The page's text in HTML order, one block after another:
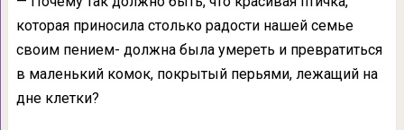
которая приносила столько радости нашей семье
своим пением- должна была умереть и превратиться
в маленький комок, покрытый перьями, лежащий на
дне клетки?